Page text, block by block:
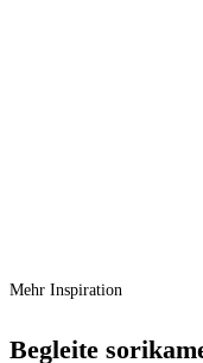
Mehr Inspiration
Begleite